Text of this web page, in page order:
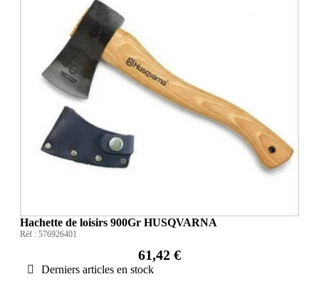
Hachette de loisirs 900Gr HUSQVARNA
Réf : 576926401
61,42 €
Derniers articles en stock